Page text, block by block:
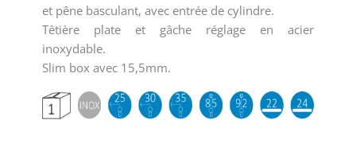
et pêne basculant, avec entrée de cylindre.
Têtière plate et gâche réglage en acier
inoxydable.
Slim box avec 15,5mm.